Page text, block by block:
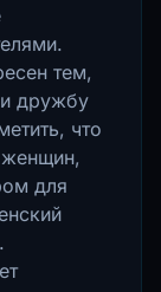
тем,
дружбу
что
женщин,
для